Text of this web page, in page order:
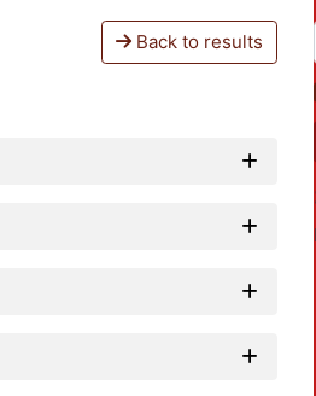
Back to results